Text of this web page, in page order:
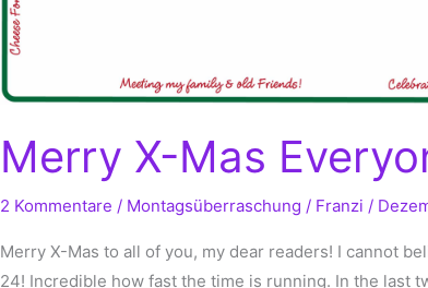
Merry X-Mas
2 Kommentare / Montagsüberraschung / Franzi /
Merry X-Mas to all of you, my dear readers! I cannot
24! Incredible how fast the time is running. In the last